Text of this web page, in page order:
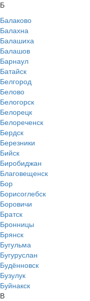
Б
Балаково
Балахна
Балашиха
Балашов
Барнаул
Батайск
Белгород
Белово
Белогорск
Белорецк
Белореченск
Бердск
Березники
Бийск
Биробиджан
Благовещенск
Бор
Борисоглебск
Боровичи
Братск
Бронницы
Брянск
Бугульма
Бугуруслан
Будённовск
Бузулук
Буйнакск
В